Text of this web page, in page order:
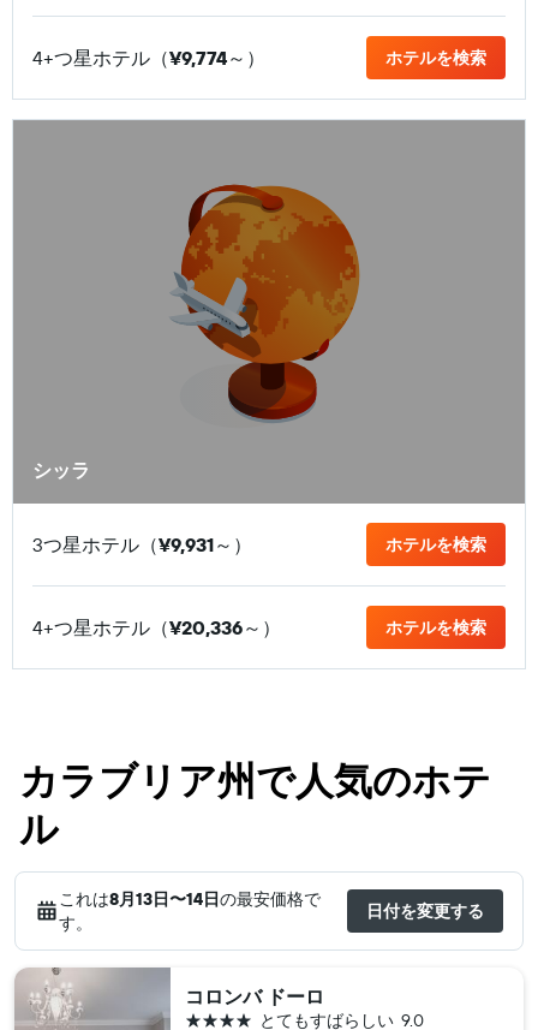
4+つ星ホテル（¥9,774​～） ホテルを検索
シッラ
3つ星ホテル（¥9,931​～） ホテルを検索
4+つ星ホテル（¥20,336​～） ホテルを検索
カラブリア州で人気のホテ
ル
これは8月13日​〜14日の最安価格で
す。
日付を変更する
コロンバ ドーロ
9.0
とてもすばらしい
4つ星